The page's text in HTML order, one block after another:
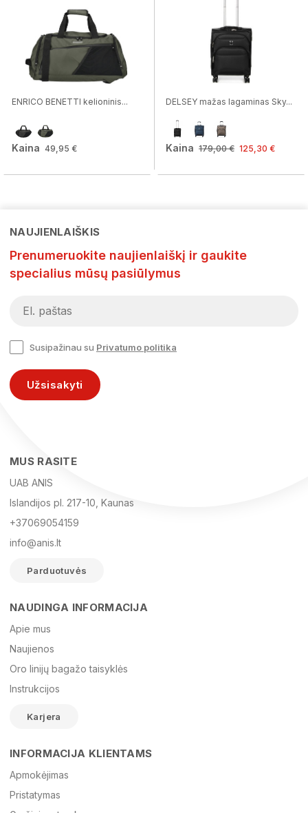
ENRICO BENETTI kelioninis...
Kaina 49,95 €
DELSEY mažas lagaminas Sky...
Kaina 179,00 € 125,30 €
El. paštas
Žinutė
NAUJIENLAIŠKIS
Prenumeruokite naujienlaiškį ir gaukite
specialius mūsų pasiūlymus
Susipažinau su Privatumo politika
Užsisakyti
MUS RASITE
UAB ANIS
Islandijos pl. 217-10, Kaunas
+37069054159
info@anis.lt
Parduotuvės
NAUDINGA INFORMACIJA
Apie mus
Naujienos
Oro linijų bagažo taisyklės
Instrukcijos
Karjera
INFORMACIJA KLIENTAMS
Apmokėjimas
Pristatymas